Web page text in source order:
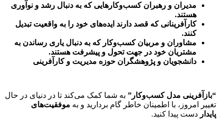
مدیران و رهبران کسب‌وکارهایی که به دنبال رشد و نوآوری
هستند.
کارآفرینانی که قصد دارند ایده‌های خود را به واقعیت تبدیل
کنند.
مشاوران و مربیان کسب‌وکار که به دنبال یاری رساندن به
مشتریان خود در جهت تحول و پیشرفت هستند.
دانشجویان و پژوهشگران حوزه مدیریت و کارآفرینی
“بازآفرینی مدل کسب‌وکار” به شما کمک می‌کند تا در دنیای در حال
تغییر امروز، با اطمینان خاطر گام بردارید و به موفقیت‌های
پایدار دست پیدا کنید.